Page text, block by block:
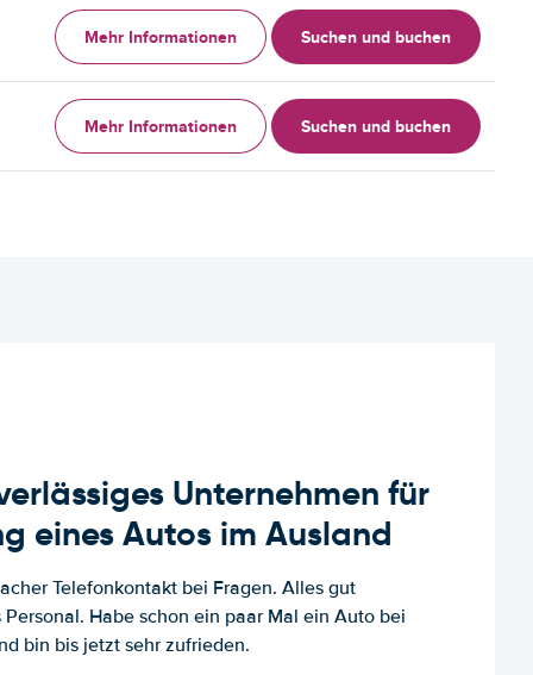
Mehr Informationen Suchen und buchen
Mehr Informationen Suchen und buchen
Unternehmen für
eines Autos im Ausland
Telefonkontakt bei Fragen. Alles gut
Habe schon ein paar Mal ein Auto bei
bin bis jetzt sehr zufrieden.